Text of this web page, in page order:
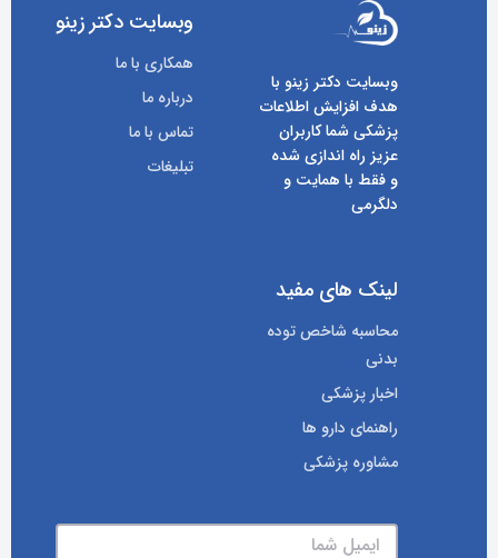
وبسایت دکتر زینو با
هدف افزایش اطلاعات
پزشکی شما کاربران
عزیز راه اندازی شده
و فقط با همایت و
دلگرمی
وبسایت دکتر زینو
همکاری با ما
درباره ما
تماس با ما
تبلیغات
لینک های مفید
محاسبه شاخص توده
بدنی
اخبار پزشکی
راهنمای دارو ها
مشاوره پزشکی